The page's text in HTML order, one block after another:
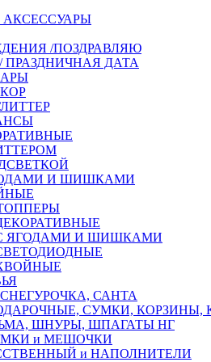
/ПОЗДРАВЛЯЮ
ПРАЗДНИЧНАЯ ДАТА
И ШИШКАМИ
ЯГОДАМИ И ШИШКАМИ
САНТА
СУМКИ,
ШНУРЫ, ШПАГАТЫ НГ
и МЕШОЧКИ
и НАПОЛНИТЕЛИ